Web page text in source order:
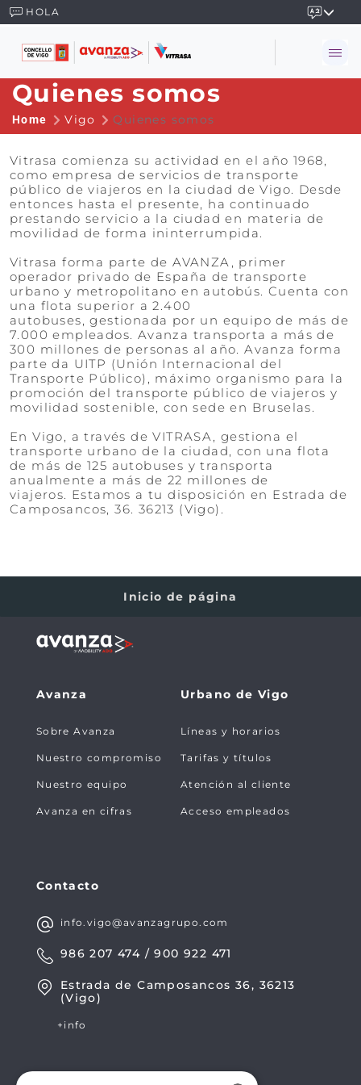
HOLA
Quienes somos
Home Vigo Quienes somos
Vitrasa comienza su actividad en el año 1968,
como empresa de servicios de transporte
público de viajeros en la ciudad de Vigo. Desde
entonces hasta el presente, ha continuado
prestando servicio a la ciudad en materia de
movilidad de forma ininterrumpida.
Vitrasa forma parte de AVANZA, primer
operador privado de España de transporte
urbano y metropolitano en autobús. Cuenta con
una flota superior a 2.400
autobuses, gestionada por un equipo de más de
7.000 empleados. Avanza transporta a más de
300 millones de personas al año. Avanza forma
parte da UITP (Unión Internacional del
Transporte Público), máximo organismo para la
promoción del transporte público de viajeros y
movilidad sostenible, con sede en Bruselas.
​​​​​​​En Vigo, a través de VITRASA, gestiona el
transporte urbano de la ciudad, con una flota
de más de 125 autobuses y transporta
anualmente a más de 22 millones de
viajeros. Estamos a tu disposición en Estrada de
Camposancos, 36. 36213 (Vigo).
Inicio de página
Avanza
Sobre Avanza
Nuestro compromiso
Nuestro equipo
Avanza en cifras
Urbano de Vigo
Líneas y horarios
Tarifas y títulos
Atención al cliente
Acceso empleados
Contacto
info.vigo@avanzagrupo.com
986 207 474 / 900 922 471
Estrada de Camposancos 36, 36213
(Vigo)
+info